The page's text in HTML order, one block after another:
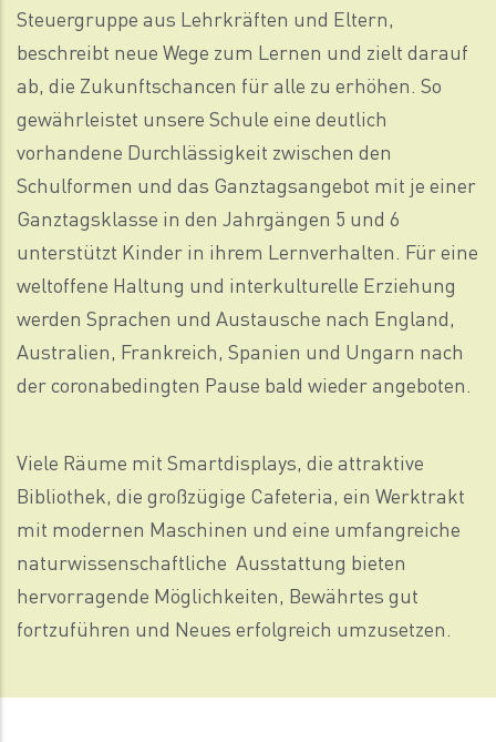
Steuergruppe aus Lehrkräften und Eltern,
beschreibt neue Wege zum Lernen und zielt darauf
ab, die Zukunftschancen für alle zu erhöhen. So
gewährleistet unsere Schule eine deutlich
vorhandene Durchlässigkeit zwischen den
Schulformen und das Ganztagsangebot mit je einer
Ganztagsklasse in den Jahrgängen 5 und 6
unterstützt Kinder in ihrem Lernverhalten. Für eine
weltoffene Haltung und interkulturelle Erziehung
werden Sprachen und Austausche nach England,
Australien, Frankreich, Spanien und Ungarn nach
der coronabedingten Pause bald wieder angeboten.
Viele Räume mit Smartdisplays, die attraktive
Bibliothek, die großzügige Cafeteria, ein Werktrakt
mit modernen Maschinen und eine umfangreiche
naturwissen­schaftliche Ausstattung bieten
hervorragende Möglichkeiten, Bewährtes gut
fortzuführen und Neues erfolgreich umzusetzen.